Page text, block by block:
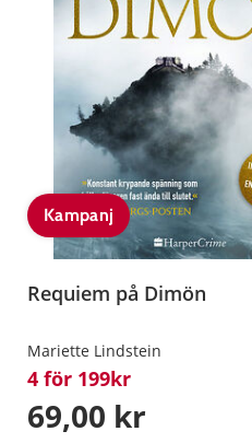
Kampanj
Requiem på Dimön
Mariette Lindstein
4 för 199kr
69,00 kr